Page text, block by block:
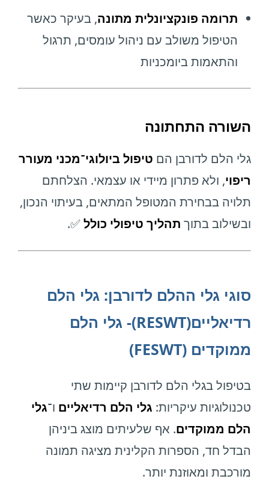
תרומה פונקציונלית מתונה, בעיקר כאשר
הטיפול משולב עם ניהול עומסים, תרגול
והתאמות ביומכניות
השורה התחתונה
גלי הלם לדורבן הם טיפול ביולוגי־מכני מעורר
ריפוי, ולא פתרון מיידי או עצמאי. הצלחתם
תלויה בבחירת המטופל המתאים, בעיתוי הנכון,
ובשילוב בתוך תהליך טיפולי כולל✅.
סוגי גלי ההלם לדורבן: גלי הלם
רדיאליים(RESWT)- גלי הלם
ממוקדים (FESWT)
בטיפול בגלי הלם לדורבן קיימות שתי
טכנולוגיות עיקריות: גלי הלם רדיאליים ו־גלי
הלם ממוקדים. אף שלעיתים מוצג ביניהן
הבדל חד, הספרות הקלינית מציגה תמונה
מורכבת ומאוזנת יותר.